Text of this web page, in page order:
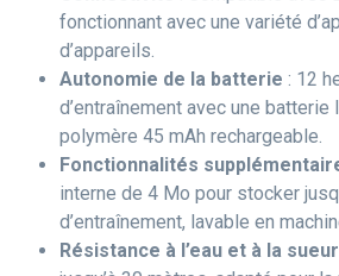
fonctionnant avec une variété
d’appareils.
Autonomie de la batterie : 12
d’entraînement avec une batterie
polymère 45 mAh rechargeable.
Fonctionnalités
interne de 4 Mo pour stocker
d’entraînement, lavable en
Résistance à l’eau et à la sueur